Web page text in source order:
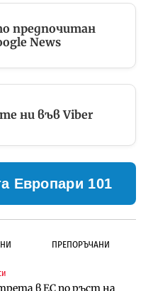
предпочитан
News
ни във Viber
Европари 101
ПРЕПОРЪЧАНИ
в ЕС по ръст на
избра
на тунела под